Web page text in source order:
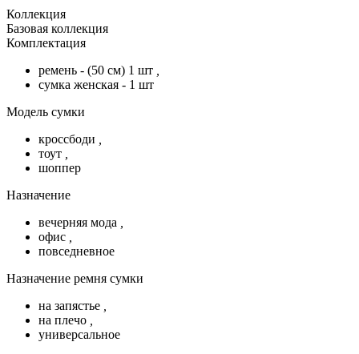
Коллекция
Базовая коллекция
Комплектация
ремень - (50 см) 1 шт
сумка женская - 1 шт
Модель сумки
кроссбоди
тоут
шоппер
Назначение
вечерняя мода
офис
повседневное
Назначение ремня сумки
на запястье
на плечо
универсальное